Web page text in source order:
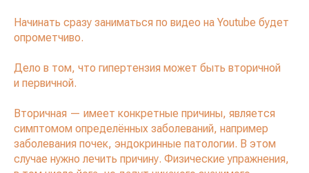
Начинать сразу заниматься по видео на Youtube будет
опрометчиво.
Дело в том, что гипертензия может быть вторичной
и первичной.
Вторичная — имеет конкретные причины, является
симптомом определённых заболеваний, например
заболевания почек, эндокринные патологии. В этом
случае нужно лечить причину. Физические упражнения,